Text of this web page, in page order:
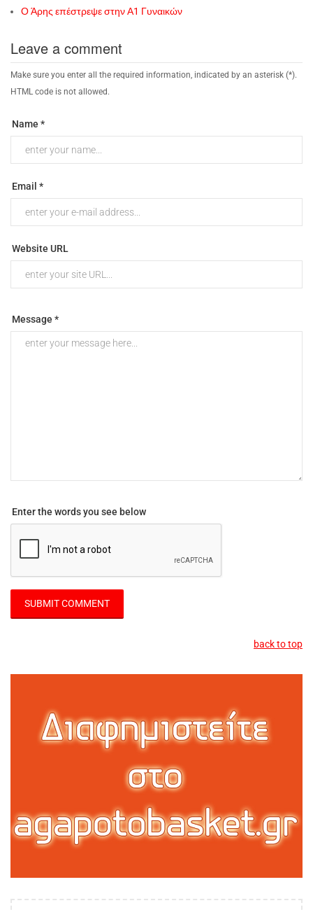
Ο Άρης επέστρεψε στην Α1 Γυναικών
Leave a comment
Make sure you enter all the required information, indicated by an asterisk (*).
HTML code is not allowed.
Name *
Email *
Website URL
Message *
Enter the words you see below
back to top